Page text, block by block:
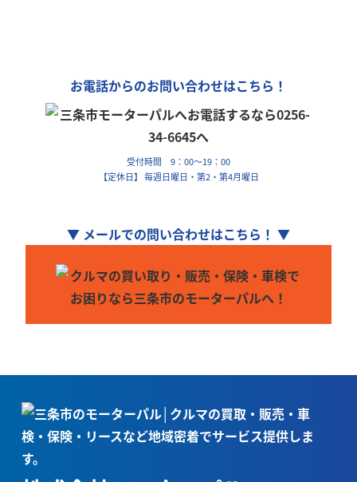
お電話からのお問い合わせはこちら！
受付時間 9：00～19：00
【定休日】 毎週日曜日・第2・第4月曜日
▼ メールでの問い合わせはこちら！ ▼